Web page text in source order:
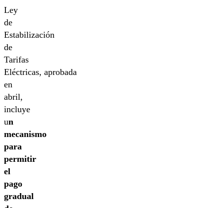
Ley
de
Estabilización
de
Tarifas
Eléctricas, aprobada
en
abril,
incluye
un
mecanismo
para
permitir
el
pago
gradual